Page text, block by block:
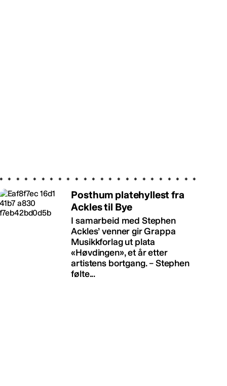
Posthum platehyllest fra
Ackles til Bye
I samarbeid med Stephen
Ackles’ venner gir Grappa
Musikkforlag ut plata
«Høvdingen», et år etter
artistens bortgang. – Stephen
følte...